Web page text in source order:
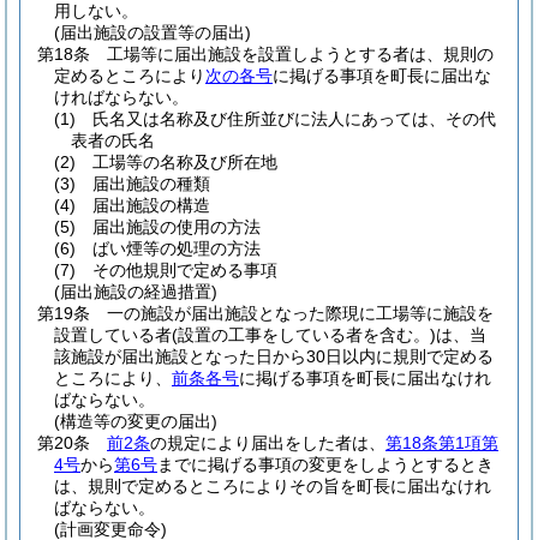
用しない。
(届出施設の設置等の届出)
第18条
工場等に届出施設を設置しようとする者は、規則の
定めるところにより 次の各号に掲げる事項を町長に届出な
ければならない。
(1)
氏名又は名称及び住所並びに法人にあっては、その代
表者の氏名
(2)
工場等の名称及び所在地
(3)
届出施設の種類
(4)
届出施設の構造
(5)
届出施設の使用の方法
(6)
ばい煙等の処理の方法
(7)
その他規則で定める事項
(届出施設の経過措置)
第19条
一の施設が届出施設となった際現に工場等に施設を
設置している者(設置の工事をしている者を含む。)は、当
該施設が届出施設となった日から30日以内に規則で定める
ところにより、 前条各号に掲げる事項を町長に届出なけれ
ばならない。
(構造等の変更の届出)
第20条
前2条の規定により届出をした者は、 第18条第1項第
4号から第6号までに掲げる事項の変更をしようとするとき
は、規則で定めるところによりその旨を町長に届出なけれ
ばならない。
(計画変更命令)